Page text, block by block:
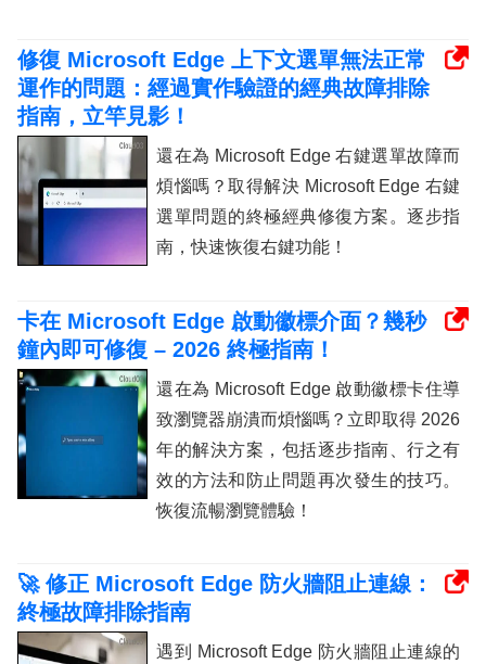
修復 Microsoft Edge 上下文選單無法正常
運作的問題：經過實作驗證的經典故障排除
指南，立竿見影！
還在為 Microsoft Edge 右鍵選單故障而
煩惱嗎？取得解決 Microsoft Edge 右鍵
選單問題的終極經典修復方案。逐步指
南，快速恢復右鍵功能！
卡在 Microsoft Edge 啟動徽標介面？幾秒
鐘內即可修復 – 2026 終極指南！
還在為 Microsoft Edge 啟動徽標卡住導
致瀏覽器崩潰而煩惱嗎？立即取得 2026
年的解決方案，包括逐步指南、行之有
效的方法和防止問題再次發生的技巧。
恢復流暢瀏覽體驗！
🚀 修正 Microsoft Edge 防火牆阻止連線：
終極故障排除指南
遇到 Microsoft Edge 防火牆阻止連線的